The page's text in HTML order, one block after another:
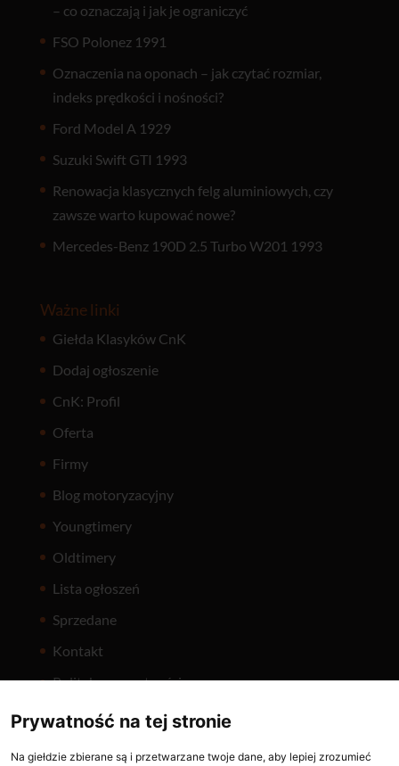
– co oznaczają i jak je ograniczyć
FSO Polonez 1991
Oznaczenia na oponach – jak czytać rozmiar,
indeks prędkości i nośności?
Ford Model A 1929
Suzuki Swift GTI 1993
Renowacja klasycznych felg aluminiowych, czy
zawsze warto kupować nowe?
Mercedes-Benz 190D 2.5 Turbo W201 1993
Ważne linki
Giełda Klasyków CnK
Dodaj ogłoszenie
CnK: Profil
Oferta
Firmy
Blog motoryzacyjny
Youngtimery
Oldtimery
Lista ogłoszeń
Sprzedane
Kontakt
Polityka prywatności
Prywatność na tej stronie
Na giełdzie zbierane są i przetwarzane twoje dane, aby lepiej zrozumieć